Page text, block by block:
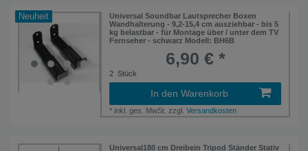
Neuheit
Universal Soundbar Lautsprecher Boxen
Wandhalterung - 9,2-15,4 cm ausziehbar - bis 5
kg belastbar - für Montage über / unter dem TV
Fernseher - schwarz Modell: BH6B
6,90 € *
2 Stück
In den Warenkorb
* inkl. ges. MwSt. zzgl.Versandkosten
Universal180 cm Dreibein Tripod Ständer Stativ